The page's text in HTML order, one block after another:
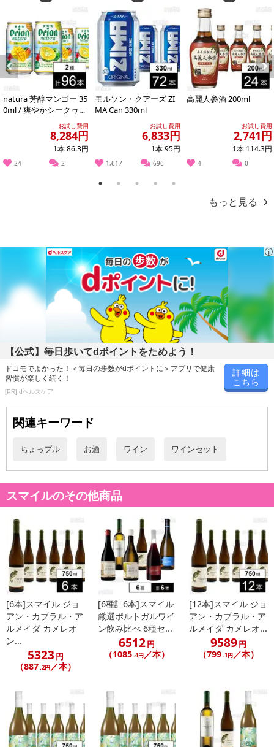
リーニョ】
ステンレス・タンクで5ヶ月間澱とともに熟成。ネクタリン、オレン
ジの花、月桂樹の葉を思わせるエレガントなアロマと、よく熟した
柑橘類のニュアンス。口に含むと、この果実味は非常に存在感があ
り、繊細な酸味とともにフレッシュな柑橘系の余韻があります。
【ヴァディオ バイラーダ ブランコ】
砂質土壌、粘土石灰質土壌の畑。朝に収穫。全房プレスを行い品種
クで発酵。ビカールは最終的なブレンドに複雑さと硬質さを加える
ために樽で発酵させる。どちらも6ヶ月間、上質な澱の上で熟成。
まプレス、ステンレスタンクで17℃の低温発酵後、ステンレスタン
【セン・イグアル ヴィーニョ・ヴェルデ ティント】
花崗岩/砂利の多い土壌。2019年9月中旬に収穫。トゥーリガ・ナシ
オナルとバガは同じ日に収穫し一緒にプレス。抽出が強くなりすぎ
ないように柔らかにプレスしていく。ヴィニャオンは収穫後、足で
踏んでプレス。それらをブレンドして軽快で赤い果実の活き活きと
した味わいをつくりだす。
【ガレージ・ワイン バガル・ヴィンヤード カリボロ ガルナッチ
ャ・フィールドブレンド】
沖積土壌。手作業・馬を使った耕作 伝統的なドライファーミングの
方法で栽培。自然発酵。MLF後に少量のSO2を添加 3年樽、もしく
【ヴァルチュール グロボ・ヴァルチュール プティヴェルド】
手摘み。30日間のマセラシオンを行い、中古のフレンチオーク樽で
後、タンク内で30日間のスキンコンタクトを行う。無濾過・無清
澄。
ン】
口に含むとフレッシュな赤い果実の風味が広がり、メルロー特有の
ブラックカラントや森の果実、バニラのニュアンスが感じられま
す。口当たりは、しっかりとした熟成したタンニンが完璧な骨格を
形成しています。
【スワートベルグ ミラクルブッシュ ホワイト】
全房でプレス、一夜置いて、自然に発酵がスタート。シュナン・ブ
ランは225Lの樽とアンフォラで9ヶ月発酵・熟成、パロミノは2500
Lのフードルで熟成。シュナンブランのもつ酸、ミネラル感、ストラ
クチャーとパロミノの華やかな香りと塩味を感じさせるようなニュ
【ジョアン・カブラル・アルメイダ ムスゴ ブランコ フィールドブ
レンド】
花崗岩土壌。注意深く手作業での選果。除梗と空気圧プレス。ステ
Previous
natura 芳醇マンゴー 35
0ml / 爽やかシークヮー
お試し費用
8,284円
1本 86.3円
24 2
モルソン・クアーズ ZI
MA Can 330ml
お試し費用
6,833円
1本 95円
1,617 696
高麗人参酒 200ml
お試し費用
2,741円
1本 114.3円
4 0
Next
1 2 3 4 5
もっと見る
【公式】毎日歩いてdポイントをためよう！
ドコモでよかった！＜毎日の歩数がdポイントに＞アプリで健康
習慣が楽しく続く！
[PR] dヘルスケア
詳細は
こちら
関連キーワード
ちょっプル お酒 ワイン ワインセット
スマイルのその他商品
[6本]スマイル ジョ
アン・カブラル・ア
ルメイダ カメレオ
ン...
5323円
（887.2円／本）
[6種計6本]スマイル
厳選ポルトガルワイ
ン飲み比べ 6種セ...
6512円
（1085.4円／本）
[12本]スマイル ジョ
アン・カブラル・ア
ルメイダ カメレオ...
9589円
（799.1円／本）